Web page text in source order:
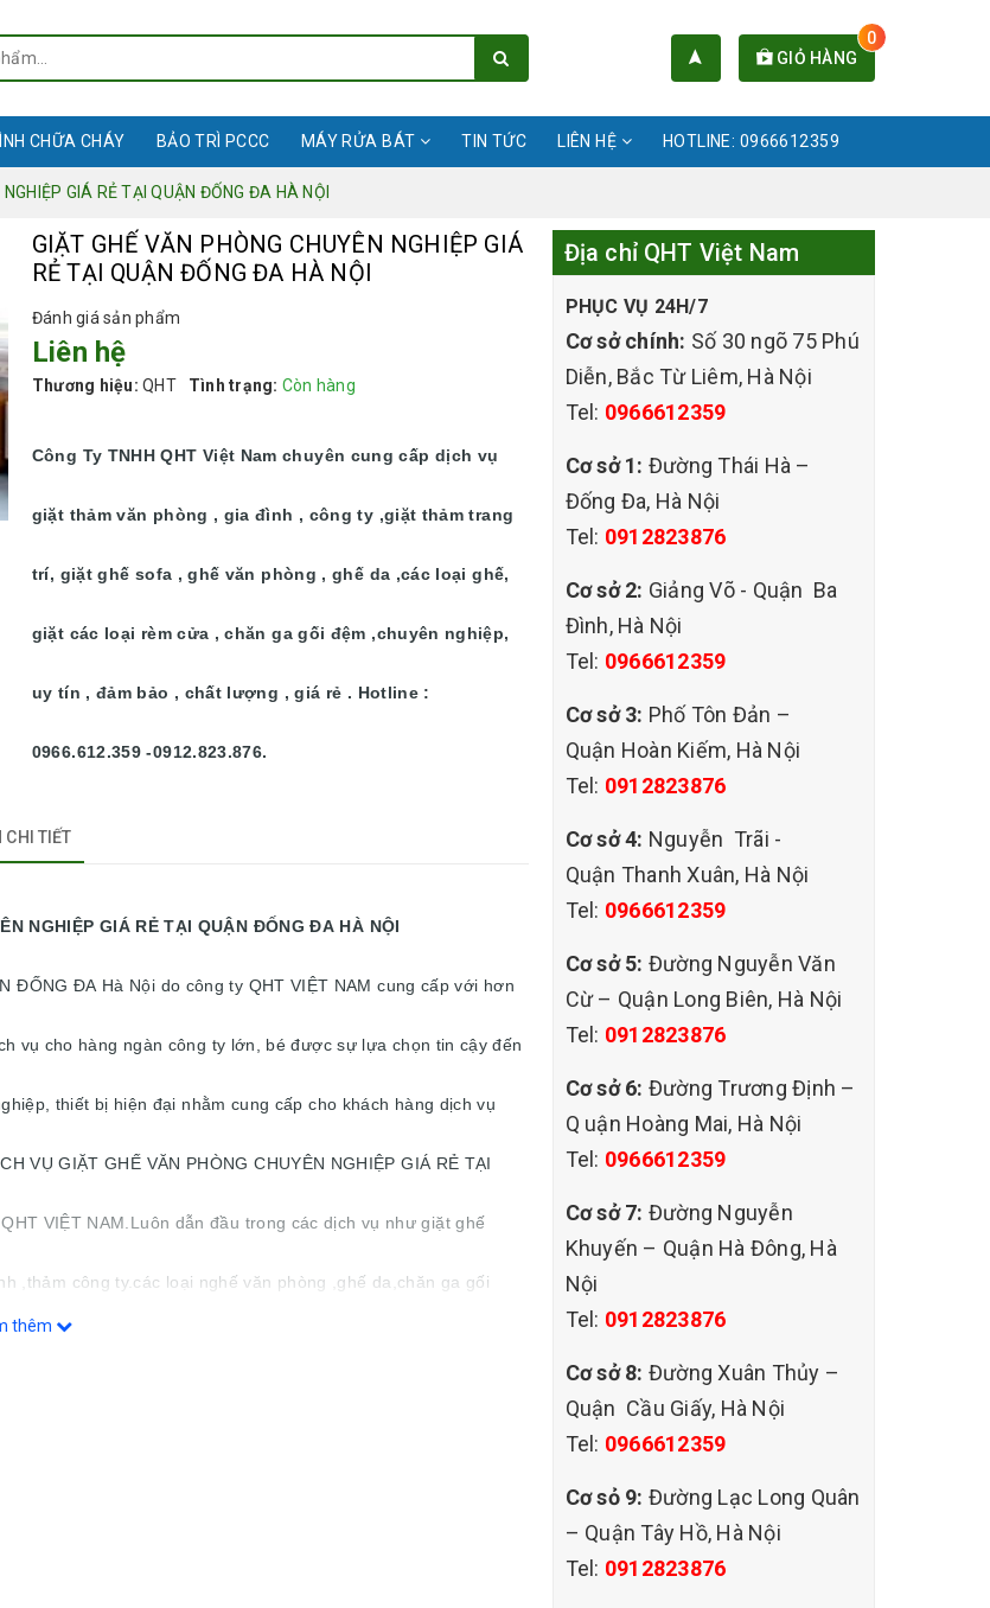
GIỎ HÀNG
0
CHỮA CHÁY BẢO TRÌ PCCC MÁY RỬA BÁT TIN TỨC LIÊN HỆ HOTLINE: 0966612359
GIÁ RẺ TẠI QUẬN ĐỐNG ĐA HÀ NỘI
GIẶT GHẾ VĂN PHÒNG CHUYÊN NGHIỆP GIÁ
RẺ TẠI QUẬN ĐỐNG ĐA HÀ NỘI
Đánh giá sản phẩm
Liên hệ
Thương hiệu: QHT Tình trạng: Còn hàng
Công Ty TNHH QHT Việt Nam chuyên cung cấp dịch vụ
giặt thảm văn phòng , gia đình , công ty ,giặt thảm trang
trí, giặt ghế sofa , ghế văn phòng , ghế da ,các loại ghế,
giặt các loại rèm cửa , chăn ga gối đệm ,chuyên nghiệp,
uy tín , đảm bảo , chất lượng , giá rẻ . Hotline :
0966.612.359 -0912.823.876.
CHI TIẾT
RẺ TẠI QUẬN ĐỐNG ĐA HÀ NỘI
ĐỐNG ĐA Hà Nội do công ty QHT VIỆT NAM cung cấp với hơn
vụ cho hàng ngàn công ty lớn, bé được sự lựa chọn tin cậy đến
thiết bị hiện đại nhằm cung cấp cho khách hàng dịch vụ
VỤ GIẶT GHẾ VĂN PHÒNG CHUYÊN NGHIỆP GIÁ RẺ TẠI
VIỆT NAM.Luôn dẫn đầu trong các dịch vụ như giặt ghế
,thảm công ty.các loại nghế văn phòng ,ghế da,chăn ga gối
thêm
Địa chỉ QHT Việt Nam
PHỤC VỤ 24H/7
Cơ sở chính: Số 30 ngõ 75 Phú
Diễn, Bắc Từ Liêm, Hà Nội
Tel: 0966612359
Cơ sở 1: Đường Thái Hà –
Đống Đa, Hà Nội
Tel: 0912823876
Cơ sở 2: Giảng Võ - Quận Ba
Đình, Hà Nội
Tel: 0966612359
Cơ sở 3: Phố Tôn Đản –
Quận Hoàn Kiếm, Hà Nội
Tel: 0912823876
Cơ sở 4: Nguyễn Trãi -
Quận Thanh Xuân, Hà Nội
Tel: 0966612359
Cơ sở 5: Đường Nguyễn Văn
Cừ – Quận Long Biên, Hà Nội
Tel: 0912823876
Cơ sở 6: Đường Trương Định –
Q uận Hoàng Mai, Hà Nội
Tel: 0966612359
Cơ sở 7: Đường Nguyễn
Khuyến – Quận Hà Đông, Hà
Nội
Tel: 0912823876
Cơ sở 8: Đường Xuân Thủy –
Quận Cầu Giấy, Hà Nội
Tel: 0966612359
Cơ sỏ 9: Đường Lạc Long Quân
– Quận Tây Hồ, Hà Nội
Tel: 0912823876